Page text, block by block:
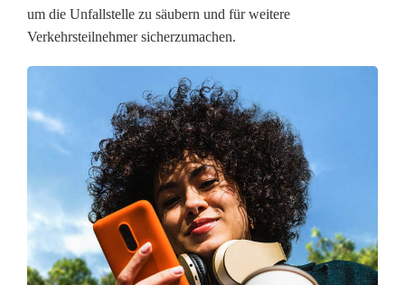
e
i
s
c
h
um die Unfallstelle zu säubern und für weitere
Verkehrsteilnehmer sicherzumachen.